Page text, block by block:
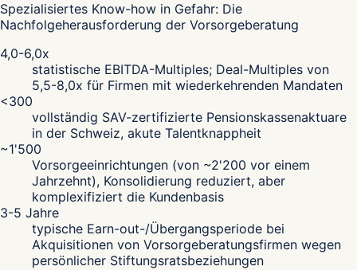
Spezialisiertes Know-how in Gefahr: Die
Nachfolgeherausforderung der Vorsorgeberatung
4,0-6,0x
statistische EBITDA-Multiples; Deal-Multiples von
5,5-8,0x für Firmen mit wiederkehrenden Mandaten
<300
vollständig SAV-zertifizierte Pensionskassenaktuare
in der Schweiz, akute Talentknappheit
~1'500
Vorsorgeeinrichtungen (von ~2'200 vor einem
Jahrzehnt), Konsolidierung reduziert, aber
komplexifiziert die Kundenbasis
3-5 Jahre
typische Earn-out-/Übergangsperiode bei
Akquisitionen von Vorsorgeberatungsfirmen wegen
persönlicher Stiftungsratsbeziehungen